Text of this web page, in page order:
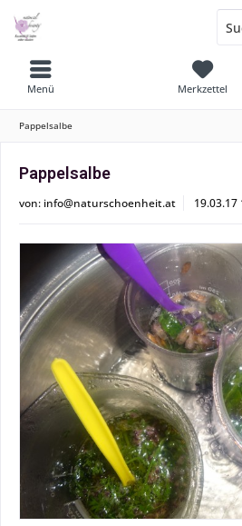
Menü Merkzettel
Pappelsalbe
Pappelsalbe
von: info@naturschoenheit.at 19.03.17